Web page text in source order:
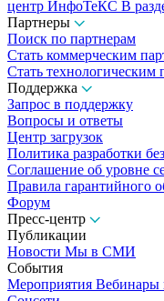
центр ИнфоТеКС В
Партнеры
Поиск по партнерам
Стать коммерческим
Стать технологическим
Поддержка
Запрос в поддержку
Вопросы и ответы
Центр загрузок
Политика разработки
Соглашение об уровне
Правила гарантийного
Форум
Пресс-центр
Публикации
Новости Мы в СМИ
События
Мероприятия Вебинары